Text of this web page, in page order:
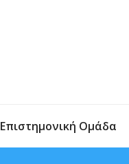
Επιστημονική Ομάδα